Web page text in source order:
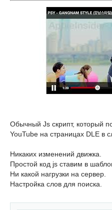
Обычный Js скрипт, который
YouTube на страницах DLE в
Никаких изменений движка.
Простой код js ставим в
Ни какой нагрузки на сервер.
Настройка слов для поиска.